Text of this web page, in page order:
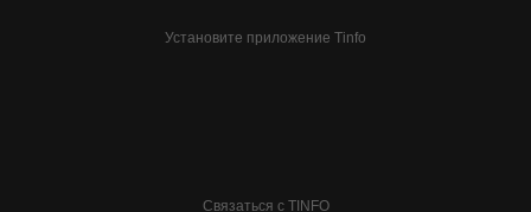
Установите приложение Tinfo
Связаться с TINFO